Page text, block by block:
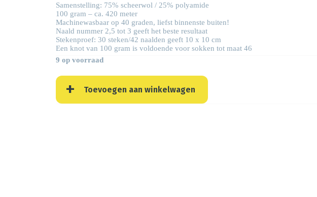
Samenstelling: 75% scheerwol / 25% polyamide
100 gram – ca. 420 meter
Machinewasbaar op 40 graden, liefst binnenste buiten!
Naald nummer 2,5 tot 3 geeft het beste resultaat
Stekenproef: 30 steken/42 naalden geeft 10 x 10 cm
Een knot van 100 gram is voldoende voor sokken tot maat 46
9 op voorraad
Toevoegen aan winkelwagen